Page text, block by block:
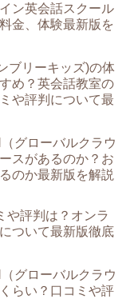
ン英会話スクール
金、体験最新版を
ブリーキッズ)の体
め？英会話教室の
や評判について最
グローバルクラウ
スがあるのか？お
のか最新版を解説
や評判は？オンラ
ついて最新版徹底
グローバルクラウ
らい？口コミや評